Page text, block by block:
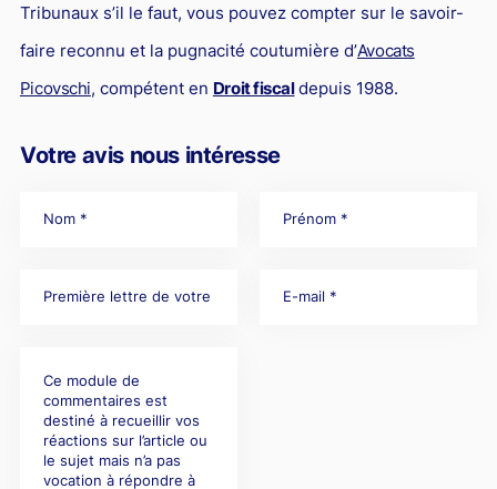
Tribunaux s’il le faut, vous pouvez compter sur le savoir-
faire reconnu et la pugnacité coutumière d’Avocats
Picovschi, compétent en Droit fiscaldepuis 1988.
Votre avis nous intéresse